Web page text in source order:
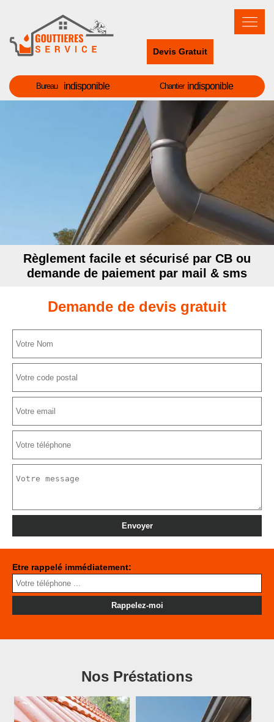
Devis Gratuit
Bureau indisponible Chantier indisponible
Règlement facile et sécurisé par CB ou
demande de paiement par mail & sms
Demande de devis gratuit
Etre rappelé immédiatement:
Nos Préstations